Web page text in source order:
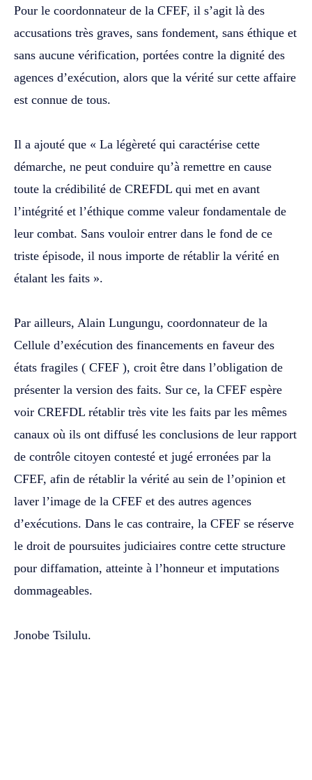
‎Pour le coordonnateur de la CFEF, il s’agit là des
accusations très graves, sans fondement, sans éthique et
sans aucune vérification, portées contre la dignité des
agences d’exécution, alors que la vérité sur cette affaire
est connue de tous.
‎Il a ajouté que « La légèreté qui caractérise cette
démarche, ne peut conduire qu’à remettre en cause
toute la crédibilité de CREFDL qui met en avant
l’intégrité et l’éthique comme valeur fondamentale de
leur combat. Sans vouloir entrer dans le fond de ce
triste épisode, il nous importe de rétablir la vérité en
étalant les faits ».
‎Par ailleurs, Alain Lungungu, coordonnateur de la
Cellule d’exécution des financements en faveur des
états fragiles ( CFEF ), croit être dans l’obligation de
présenter la version des faits. Sur ce, la CFEF espère
voir CREFDL rétablir très vite les faits par les mêmes
canaux où ils ont diffusé les conclusions de leur rapport
de contrôle citoyen contesté et jugé erronées par la
CFEF, afin de rétablir la vérité au sein de l’opinion et
laver l’image de la CFEF et des autres agences
d’exécutions. Dans le cas contraire, la CFEF se réserve
le droit de poursuites judiciaires contre cette structure
pour diffamation, atteinte à l’honneur et imputations
dommageables.
‎Jonobe Tsilulu.